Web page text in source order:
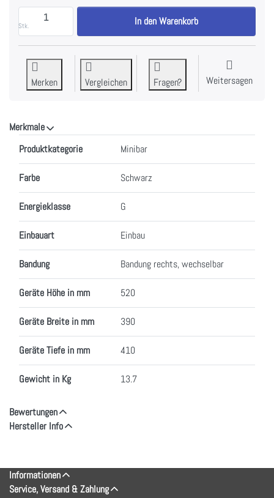
Stk.
INDEL B Drink T 30 Plus PV Minibar Bandung
In den Warenkorb
Merken Vergleichen Fragen? Weitersagen
Merkmale
Produktkategorie Minibar
Farbe Schwarz
Energieklasse G
Einbauart Einbau
Bandung Bandung rechts, wechselbar
Geräte Höhe in mm 520
Geräte Breite in mm 390
Geräte Tiefe in mm 410
Gewicht in Kg 13.7
Bewertungen
Hersteller Info
Informationen
Service, Versand & Zahlung